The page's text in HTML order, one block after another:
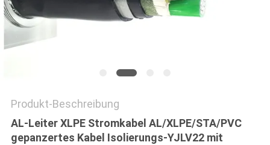
Produkt-Beschreibung
AL-Leiter XLPE Stromkabel AL/XLPE/STA/PVC
gepanzertes Kabel Isolierungs-YJLV22 mit